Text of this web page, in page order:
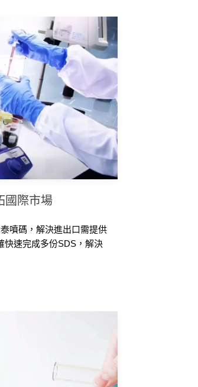
國際市場
噴碼，解決進出口需提供
快速完成多份SDS，解決
助提升編效率、獲得客